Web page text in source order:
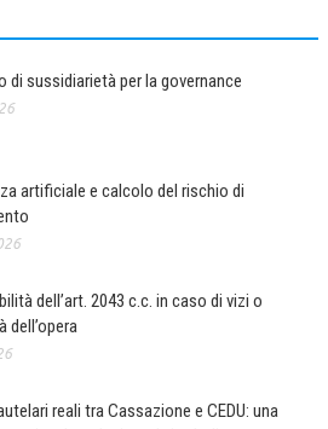
di sussidiarietà per la governance
artificiale e calcolo del rischio di
dell’art. 2043 c.c. in caso di vizi o
dell’opera
reali tra Cassazione e CEDU: una